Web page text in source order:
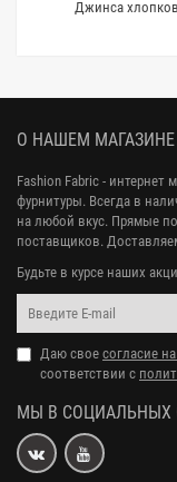
Джинса
О НАШЕМ МАГАЗИНЕ
Fashion Fabric - интернет
фурнитуры. Всегда в
на любой вкус. Прямые
поставщиков.
Будьте в курсе наших
Даю свое согласие
соответствии с
МЫ В СОЦИАЛЬНЫХ